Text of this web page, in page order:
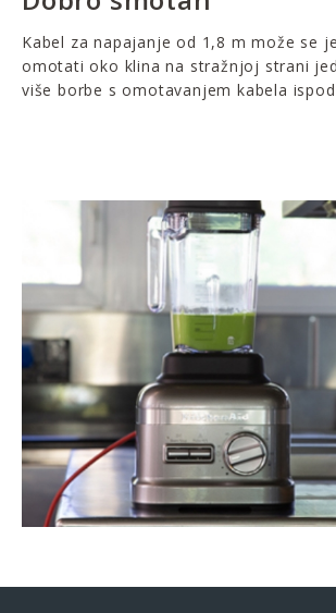
Kabel za napajanje od 1,8 m može se
omotati oko klina na stražnjoj strani
više borbe s omotavanjem kabela